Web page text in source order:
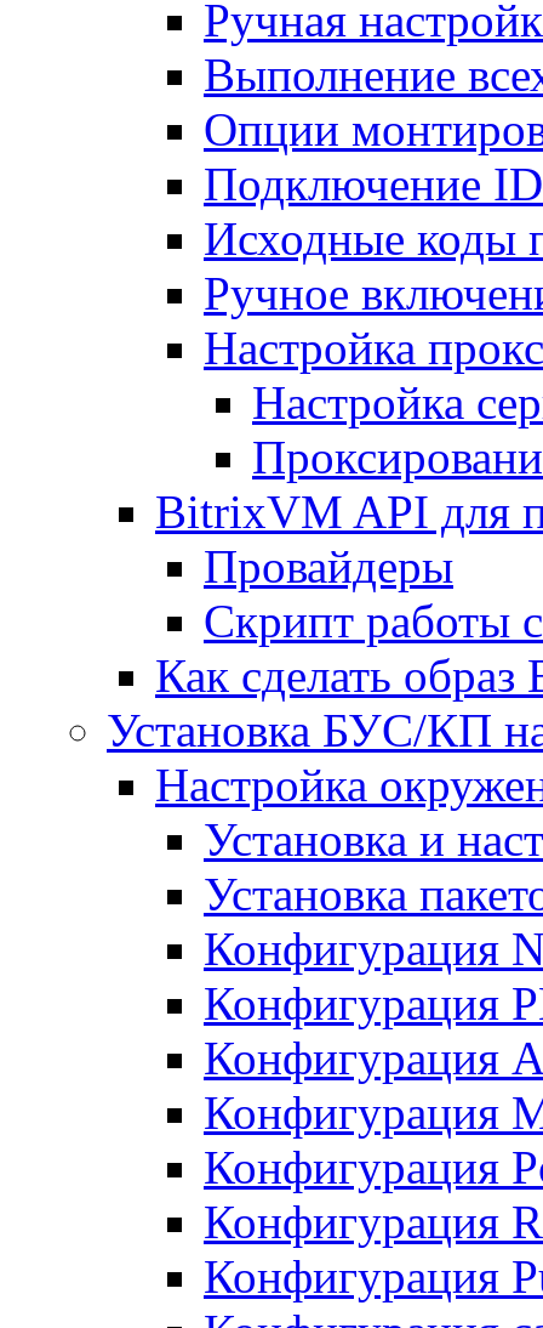
Ручная
Выполнение
Опции
Подключение
Исходные коды
Ручное
Настройка
Настройка
BitrixVM API для
Провайдеры
Скрипт работы
Как сделать
Установка БУС/КП
Настройка
Установка и
Установка
Конфигурация
Конфигурация
Конфигурация
Конфигурация
Конфигурация
Конфигурация
Конфигурация